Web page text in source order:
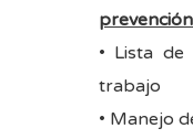
• Lista
trabajo
• Manejo